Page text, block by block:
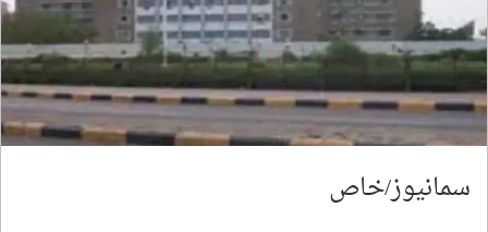
سمانيوز/خاص